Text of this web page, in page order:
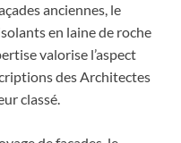
anciennes, le
en laine de roche
valorise l’aspect
des Architectes
classé.